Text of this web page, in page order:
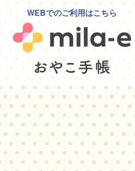
WEBでのご利用はこちら